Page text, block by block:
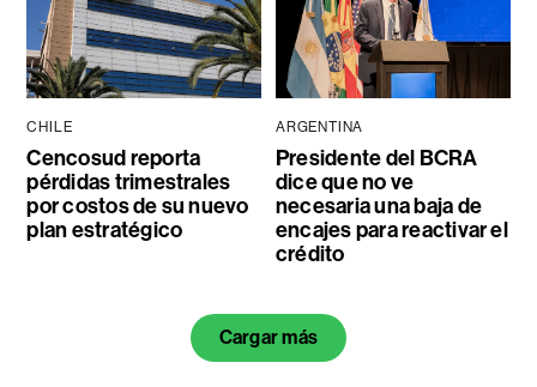
CHILE
Cencosud reporta
pérdidas trimestrales
por costos de su nuevo
plan estratégico
ARGENTINA
Presidente del BCRA
dice que no ve
necesaria una baja de
encajes para reactivar el
crédito
Cargar más